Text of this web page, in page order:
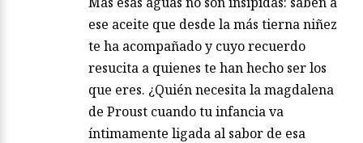
ese aceite que desde la más tierna niñez
te ha acompañado y cuyo recuerdo
resucita a quienes te han hecho ser los
que eres. ¿Quién necesita la magdalena
de Proust cuando tu infancia va
íntimamente ligada al sabor de esa